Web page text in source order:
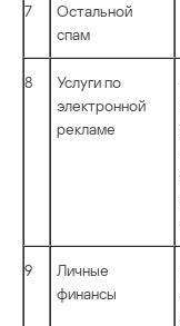
7
Остальной
спам
8
Услуги по
электронной
рекламе
9
Личные
финансы